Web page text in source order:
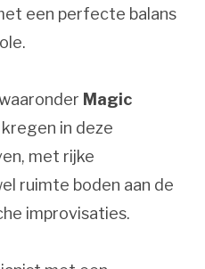
een perfecte balans
Magic
kregen in deze
met rijke
ruimte boden aan de
improvisaties.